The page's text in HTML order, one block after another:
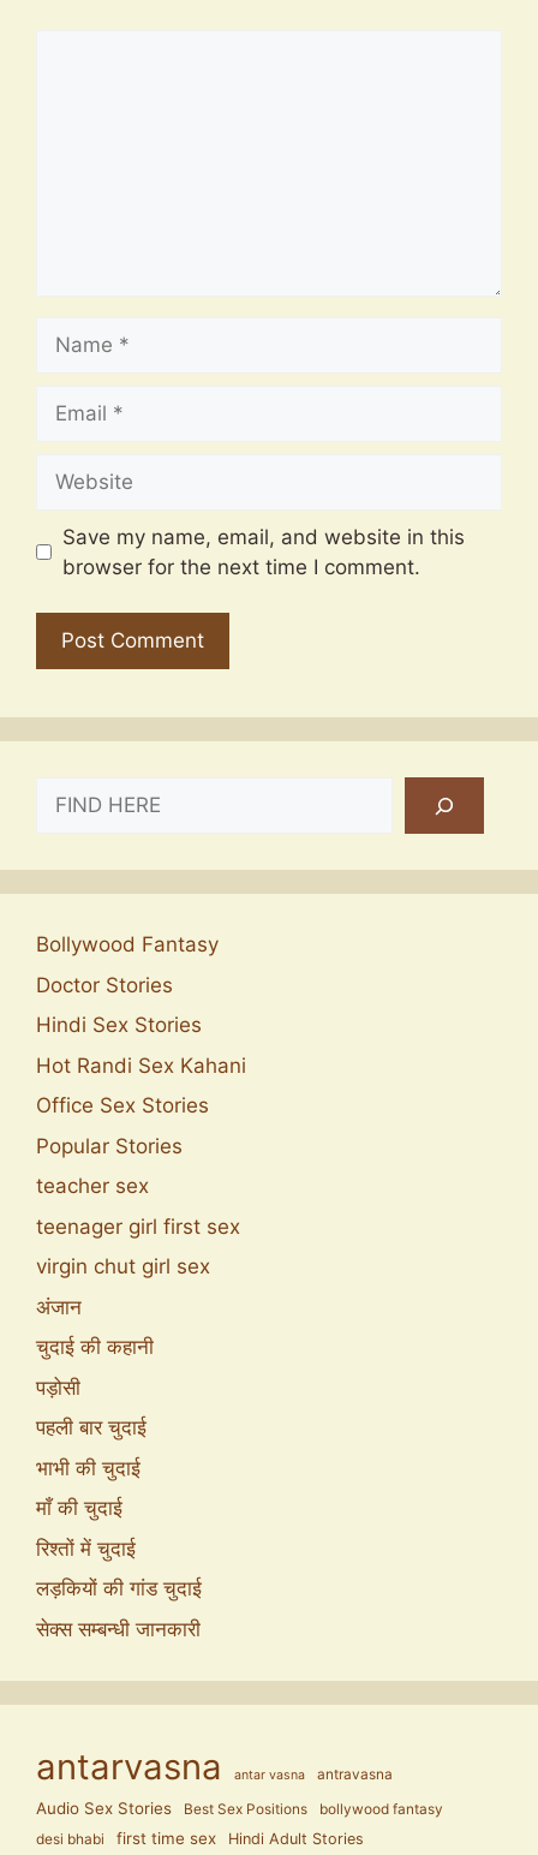
Save my name, email, and website in this
browser for the next time I comment.
SEARCH
Bollywood Fantasy
Doctor Stories
Hindi Sex Stories
Hot Randi Sex Kahani
Office Sex Stories
Popular Stories
teacher sex
teenager girl first sex
virgin chut girl sex
अंजान
चुदाई की कहानी
पड़ोसी
पहली बार चुदाई
भाभी की चुदाई
माँ की चुदाई
रिश्तों में चुदाई
लड़कियों की गांड चुदाई
सेक्स सम्बन्धी जानकारी
antarvasna antar vasna antravasna
Audio Sex Stories Best Sex Positions
bollywood fantasy
desi bhabi
first time sex Hindi Adult Stories